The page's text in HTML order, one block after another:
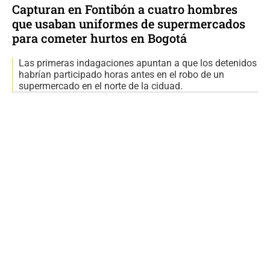
Capturan en Fontibón a cuatro hombres
que usaban uniformes de supermercados
para cometer hurtos en Bogotá
Las primeras indagaciones apuntan a que los detenidos
habrían participado horas antes en el robo de un
supermercado en el norte de la ciduad.